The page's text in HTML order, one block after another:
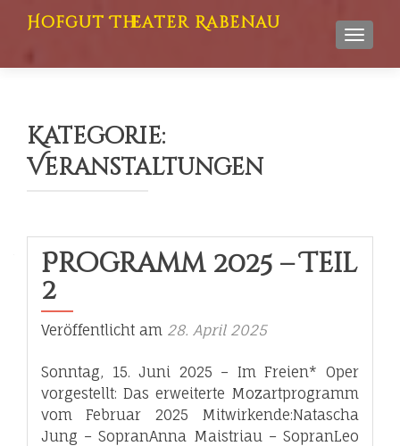
Hofgut Theater Rabenau
Kategorie:
Veranstaltungen
Programm 2025 – Teil
2
Veröffentlicht am 28. April 2025
Sonntag, 15. Juni 2025 – Im Freien* Oper
vorgestellt: Das erweiterte Mozartprogramm
vom Februar 2025 Mitwirkende:Natascha
Jung – SopranAnna Maistriau – SopranLeo
Beitragsnavigation